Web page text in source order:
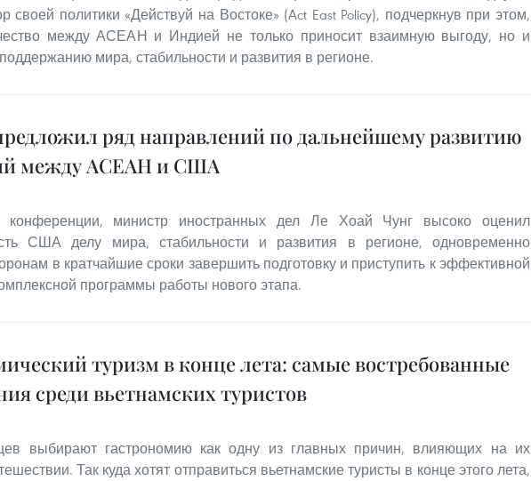
своей политики «Действуй на Востоке» (Act East Policy), подчеркнув при этом,
между АСЕАН и Индией не только приносит взаимную выгоду, но и
мира, стабильности и развития в регионе.
ряд направлений по дальнейшему развитию
между АСЕАН и США
конференции, министр иностранных дел Ле Хоай Чунг высоко оценил
США делу мира, стабильности и развития в регионе, одновременно
в кратчайшие сроки завершить подготовку и приступить к эффективной
программы работы нового этапа.
туризм в конце лета: самые востребованные
среди вьетнамских туристов
выбирают гастрономию как одну из главных причин, влияющих на их
Так куда хотят отправиться вьетнамские туристы в конце этого лета,